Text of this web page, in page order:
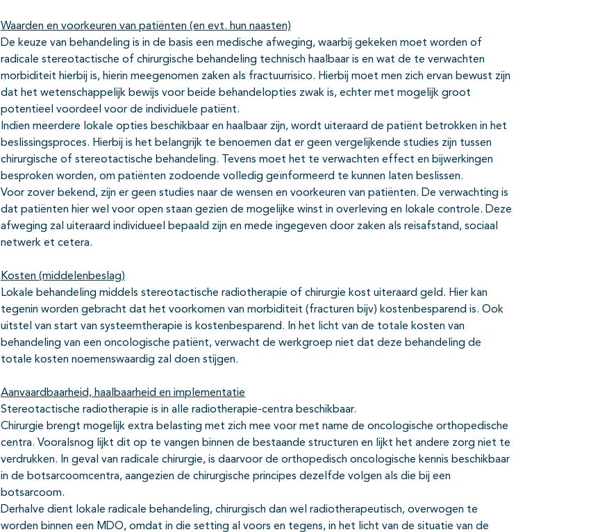
Waarden en voorkeuren van patiënten (en evt. hun naasten)
De keuze van behandeling is in de basis een medische afweging, waarbij gekeken moet worden of
radicale stereotactische of chirurgische behandeling technisch haalbaar is en wat de te verwachten
morbiditeit hierbij is, hierin meegenomen zaken als fractuurrisico. Hierbij moet men zich ervan bewust zijn
dat het wetenschappelijk bewijs voor beide behandelopties zwak is, echter met mogelijk groot
potentieel voordeel voor de individuele patiënt.
Indien meerdere lokale opties beschikbaar en haalbaar zijn, wordt uiteraard de patiënt betrokken in het
beslissingsproces. Hierbij is het belangrijk te benoemen dat er geen vergelijkende studies zijn tussen
chirurgische of stereotactische behandeling. Tevens moet het te verwachten effect en bijwerkingen
besproken worden, om patiënten zodoende volledig geïnformeerd te kunnen laten beslissen.
Voor zover bekend, zijn er geen studies naar de wensen en voorkeuren van patiënten. De verwachting is
dat patiënten hier wel voor open staan gezien de mogelijke winst in overleving en lokale controle. Deze
afweging zal uiteraard individueel bepaald zijn en mede ingegeven door zaken als reisafstand, sociaal
netwerk et cetera.
Kosten (middelenbeslag)
Lokale behandeling middels stereotactische radiotherapie of chirurgie kost uiteraard geld. Hier kan
tegenin worden gebracht dat het voorkomen van morbiditeit (fracturen bijv) kostenbesparend is. Ook
uitstel van start van systeemtherapie is kostenbesparend. In het licht van de totale kosten van
behandeling van een oncologische patiënt, verwacht de werkgroep niet dat deze behandeling de
totale kosten noemenswaardig zal doen stijgen.
Aanvaardbaarheid, haalbaarheid en implementatie
Stereotactische radiotherapie is in alle radiotherapie-centra beschikbaar.
Chirurgie brengt mogelijk extra belasting met zich mee voor met name de oncologische orthopedische
centra. Vooralsnog lijkt dit op te vangen binnen de bestaande structuren en lijkt het andere zorg niet te
verdrukken. In geval van radicale chirurgie, is daarvoor de orthopedisch oncologische kennis beschikbaar
in de botsarcoomcentra, aangezien de chirurgische principes dezelfde volgen als die bij een
botsarcoom.
Derhalve dient lokale radicale behandeling, chirurgisch dan wel radiotherapeutisch, overwogen te
worden binnen een MDO, omdat in die setting al voors en tegens, in het licht van de situatie van de